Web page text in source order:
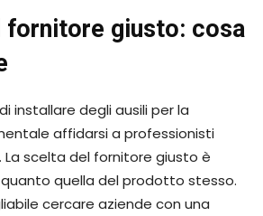
fornitore giusto: cosa
installare degli ausili per la
affidarsi a professionisti
scelta del fornitore giusto è
quella del prodotto stesso.
cercare aziende con una